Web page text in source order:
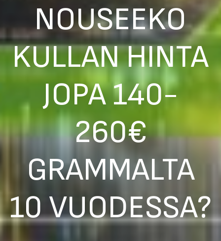
NOUSEEKO
KULLAN HINTA
JOPA 140-
260€
GRAMMALTA
10 VUODESSA?